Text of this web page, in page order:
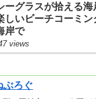
ーグラスが拾える海
しいビーチコーミン
岸で
views
ぶろぐ